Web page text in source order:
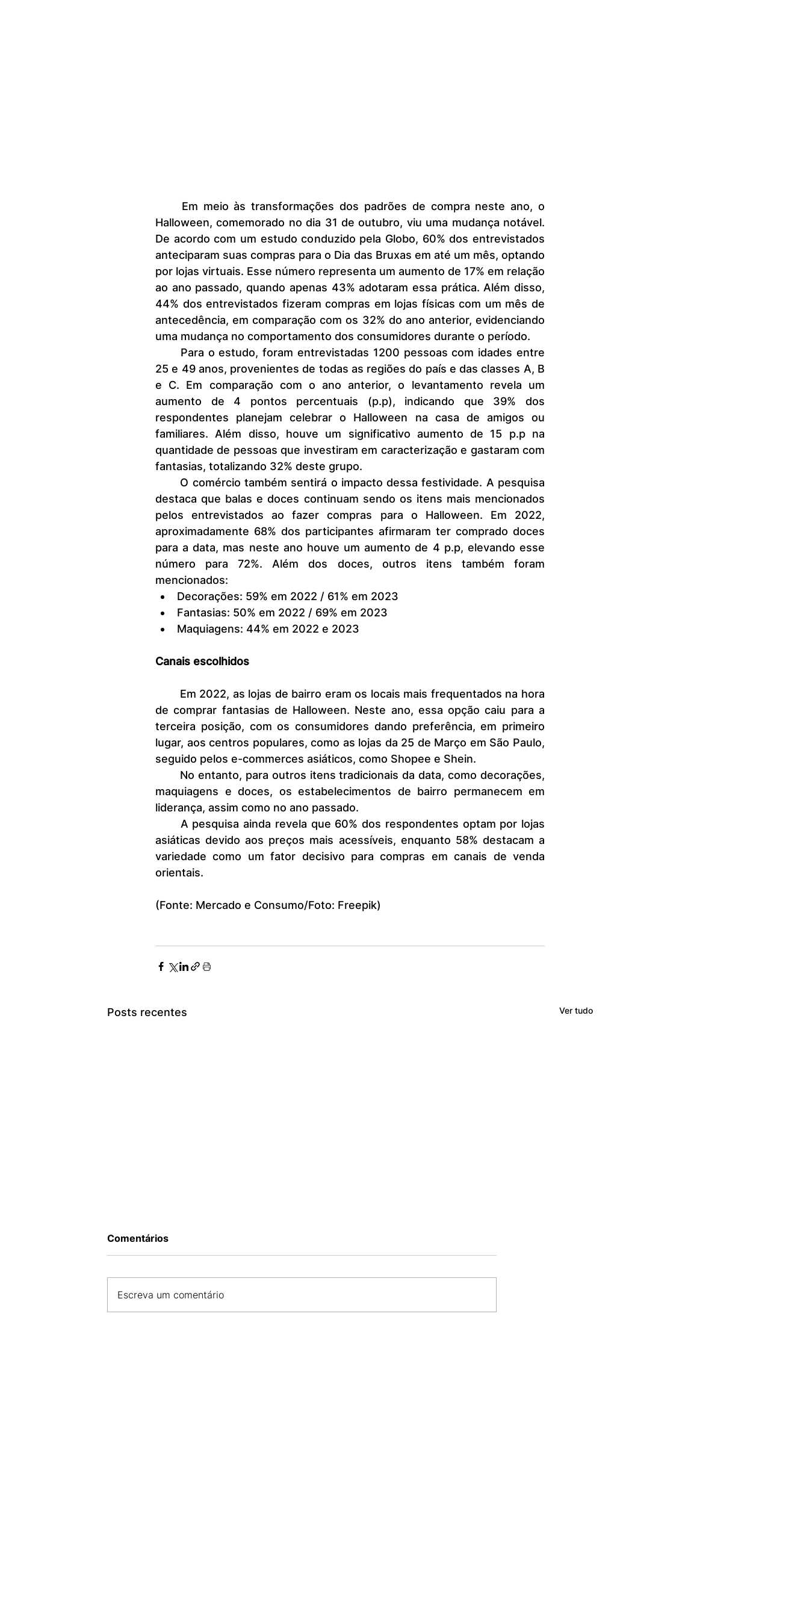
Halloween, comemorado no dia 31 de outubro, viu uma mudança notável.
De acordo com um estudo conduzido pela Globo, 60% dos entrevistados
anteciparam suas compras para o Dia das Bruxas em até um mês, optando
por lojas virtuais. Esse número representa um aumento de 17% em relação
ao ano passado, quando apenas 43% adotaram essa prática. Além disso,
44% dos entrevistados fizeram compras em lojas físicas com um mês de
antecedência, em comparação com os 32% do ano anterior, evidenciando
uma mudança no comportamento dos consumidores durante o período.
25 e 49 anos, provenientes de todas as regiões do país e das classes A, B
e C. Em comparação com o ano anterior, o levantamento revela um
aumento de 4 pontos percentuais (p.p), indicando que 39% dos
respondentes planejam celebrar o Halloween na casa de amigos ou
familiares. Além disso, houve um significativo aumento de 15 p.p na
quantidade de pessoas que investiram em caracterização e gastaram com
fantasias, totalizando 32% deste grupo.
destaca que balas e doces continuam sendo os itens mais mencionados
pelos entrevistados ao fazer compras para o Halloween. Em 2022,
aproximadamente 68% dos participantes afirmaram ter comprado doces
para a data, mas neste ano houve um aumento de 4 p.p, elevando esse
número para 72%. Além dos doces, outros itens também foram
mencionados:
Decorações: 59% em 2022 / 61% em 2023
Fantasias: 50% em 2022 / 69% em 2023
Maquiagens: 44% em 2022 e 2023
Canais escolhidos
de comprar fantasias de Halloween. Neste ano, essa opção caiu para a
terceira posição, com os consumidores dando preferência, em primeiro
lugar, aos centros populares, como as lojas da 25 de Março em São Paulo,
seguido pelos e-commerces asiáticos, como Shopee e Shein.
maquiagens e doces, os estabelecimentos de bairro permanecem em
liderança, assim como no ano passado.
asiáticas devido aos preços mais acessíveis, enquanto 58% destacam a
variedade como um fator decisivo para compras em canais de venda
orientais.
(Fonte: Mercado e Consumo/Foto: Freepik)
Posts recentes Ver tudo
Comentários
Escreva um comentário